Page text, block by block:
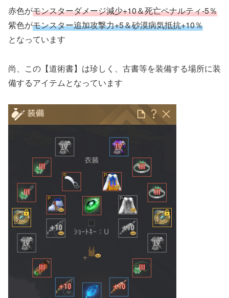
赤色がモンスターダメージ減少+10＆死亡ペナルティ-5％
紫色がモンスター追加攻撃力+5＆砂漠病気抵抗+10％
となっています
尚、この【道術書】は珍しく、古書等を装備する場所に装
備するアイテムとなっています